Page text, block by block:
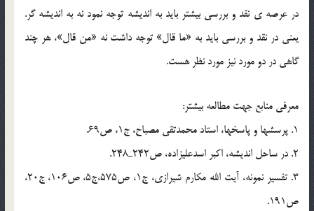
در عرصه ي نقد و بررسي بيشتر بايد به انديشه توجه نمود نه به انديشه گر.
يعني در نقد و بررسي بايد به «ما قال» توجه داشت نه «من قال»، هر چند
گاهي در دو مورد نيز مورد نظر هست.
معرفي منابع جهت مطالعه بيشتر:
1. پرسشها و پاسخها، استاد محمدتقي مصباح، ج1، ص69.
2. در ساحل انديشه، اكبر اسدعليزاده، ص242ـ248.
3. تفسير نمونه، آيت الله مكارم شيرازي، ج1، ص575،‌ج5، ص106، ج20،
ص191.